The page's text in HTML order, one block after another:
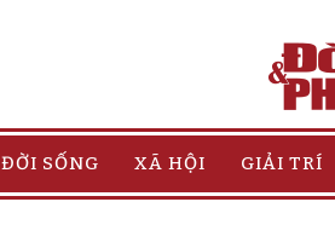
ĐỜI SỐNG XÃ HỘI GIẢI TRÍ